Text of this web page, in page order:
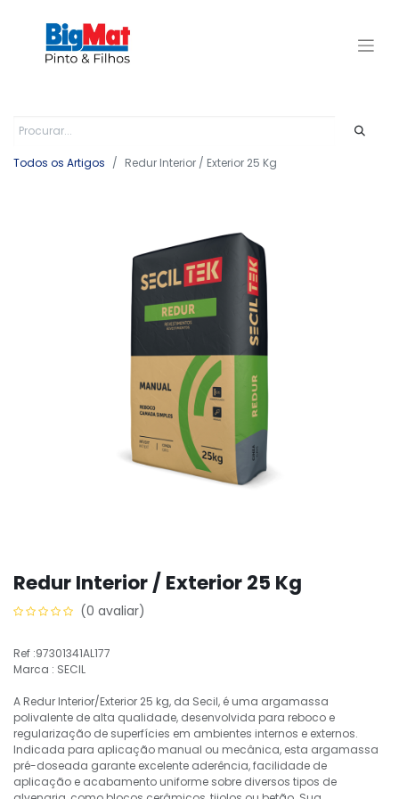
Todos os Artigos Redur Interior / Exterior 25 Kg
Redur Interior / Exterior 25 Kg
(0 avaliar)
Ref :97301341AL177
Marca : SECIL
A Redur Interior/Exterior 25 kg, da Secil, é uma argamassa
polivalente de alta qualidade, desenvolvida para reboco e
regularização de superfícies em ambientes internos e externos.
Indicada para aplicação manual ou mecânica, esta argamassa
pré-doseada garante excelente aderência, facilidade de
aplicação e acabamento uniforme sobre diversos tipos de